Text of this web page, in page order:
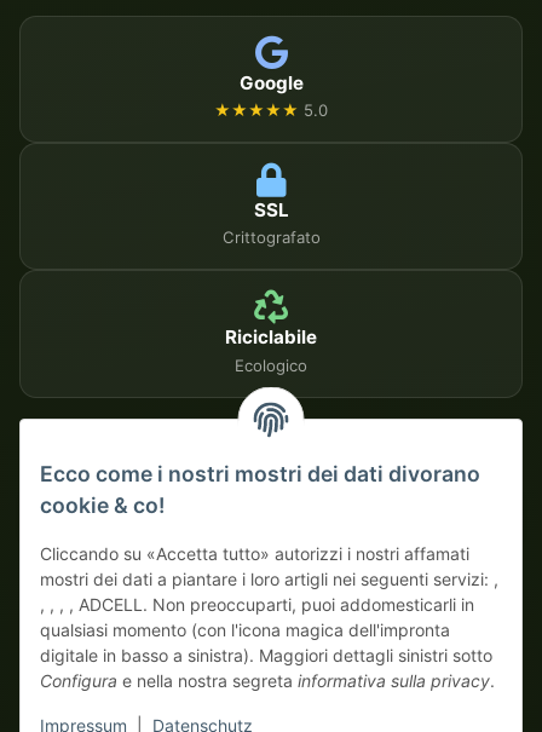
Google
★★★★★ 5.0
SSL
Crittografato
Riciclabile
Ecologico
Su fattura
Ecco come i nostri mostri dei dati divorano
cookie & co!
Cliccando su «Accetta tutto» autorizzi i nostri affamati
mostri dei dati a piantare i loro artigli nei seguenti servizi: ,
, , , , ADCELL. Non preoccuparti, puoi addomesticarli in
qualsiasi momento (con l'icona magica dell'impronta
digitale in basso a sinistra). Maggiori dettagli sinistri sotto
Configura e nella nostra segreta informativa sulla privacy.
Impressum Datenschutz